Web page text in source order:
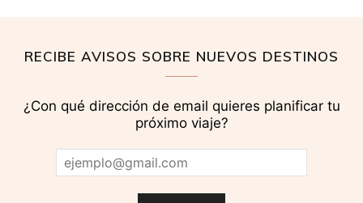
RECIBE AVISOS SOBRE NUEVOS DESTINOS
¿Con qué dirección de email quieres planificar tu
próximo viaje?